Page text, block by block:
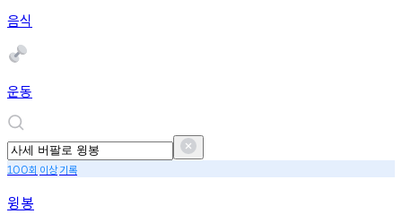
음식
운동
100회 이상기록
윙봉